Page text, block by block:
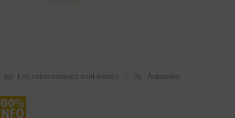
Les commentaires sont fermés Actualités